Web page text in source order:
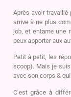
Après avoir travaillé
arrive à ne plus
job, et entame une
peux apporter aux
Petit à petit, les
scoop). Mais je
avec son corps &
C’est grâce à